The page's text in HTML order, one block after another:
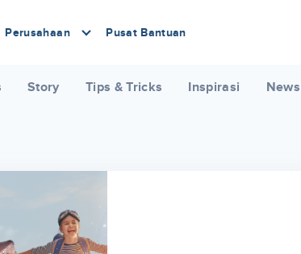
Perusahaan Pusat Bantuan
Story Tips & Tricks Inspirasi News